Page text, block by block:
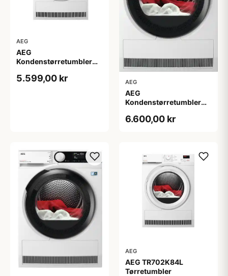
AEG
AEG
Kondenstørretumbler
garanti
5.599,00 kr AEG
AEG
Kondenstørretumbler
garanti
6.600,00 kr
AEG
AEG TR702K84L
Tørretumbler